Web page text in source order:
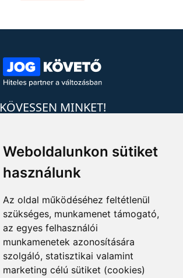
Weboldalunkon sütiket
használunk
Az oldal működéséhez feltétlenül
szükséges, munkamenet támogató,
az egyes felhasználói
munkamenetek azonosítására
szolgáló, statisztikai valamint
marketing célú sütiket (cookies)
KÖVESSEN MINKET!
ELÉRHETŐSÉGEK
+36 1 880 7600